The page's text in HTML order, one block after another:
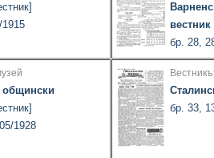
вестник
бр. 28,
общински
1928
бр. 33,